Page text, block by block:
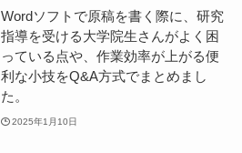
Wordソフトで原稿を書く際に、研究
指導を受ける大学院生さんがよく困
っている点や、作業効率が上がる便
利な小技をQ&A方式でまとめまし
た。
2025年1月10日